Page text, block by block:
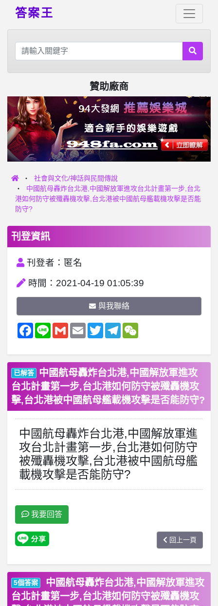
答案王
贊助廠商
社會與文化/神話與民間傳說
中國航母轟炸台北港,中國解放軍進攻台北計畫第一步,台北
港如何防守被殲轟機攻擊,台北港被中國航母艦載機攻擊是否能
防守?
刊登資訊
刊登者：匿名
時間：2021-04-19 01:05:39
與我聯絡
Facebook
Line GmailEmail TwitterTelegramWeChat
已解答
中國航母轟炸台北港,中國解放軍進攻
台北計畫第一步,台北港如何防守被殲轟機攻
擊,台北港被中國航母艦載機攻擊是否能防守?
中國航母轟炸台北港,中國解放軍進
攻台北計畫第一步,台北港如何防守
被殲轟機攻擊,台北港被中國航母艦
載機攻擊是否能防守?
我要回答
回上一頁
5個答案
中國航母轟炸台北港,中國解放軍進攻
台北計畫第一步,台北港如何防守被殲轟機攻